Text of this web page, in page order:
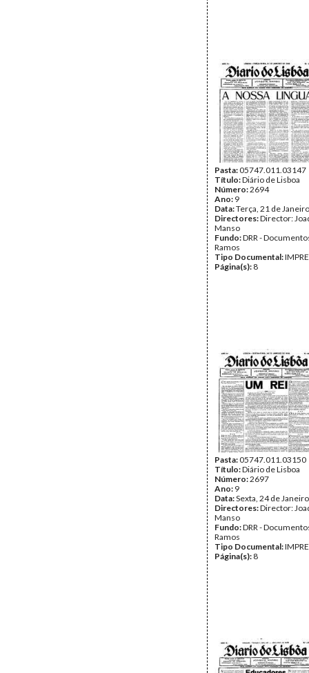
Pasta:05747.011.03147
Título:Diário de Lisboa
Número:2694
Ano: 9
Data:Terça, 21 de
Directores:Director:
Manso
Fundo:DRR -
Ramos
Tipo Documental:
Página(s): 8
Pasta:05747.011.03150
Título:Diário de Lisboa
Número:2697
Ano: 9
Data:Sexta, 24 de
Directores:Director:
Manso
Fundo:DRR -
Ramos
Tipo Documental:
Página(s): 8